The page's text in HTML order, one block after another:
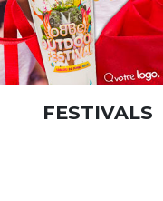
FESTIVALS